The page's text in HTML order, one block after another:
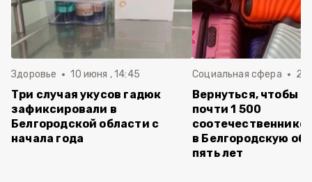
Здоровье 10 июня , 14:45
Три случая укусов гадюк
зафиксировали в
Белгородской области с
начала года
Социальная сфера 20
Вернуться, чтобы
почти 1 500
в Белгородскую
пять лет